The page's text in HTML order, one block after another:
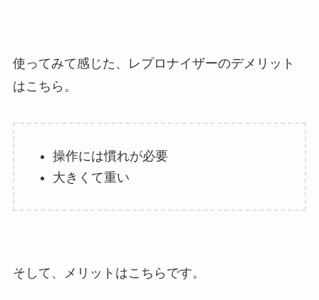
使ってみて感じた、レプロナイザーのデメリット
はこちら。
操作には慣れが必要
大きくて重い
そして、メリットはこちらです。